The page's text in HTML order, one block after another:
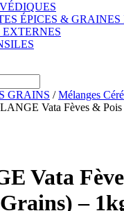
ÉPICES &
EXTERNES
GRAINS /Mélanges
Vata Fèves & Pois
Vata
–